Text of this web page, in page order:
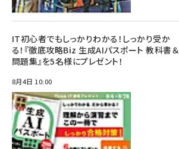
IT初心者でもしっかりわかる！しっかり受か
る！『徹底攻略Biz 生成AIパスポート 教科書＆
問題集』を5名様にプレゼント！
8月4日 10:00